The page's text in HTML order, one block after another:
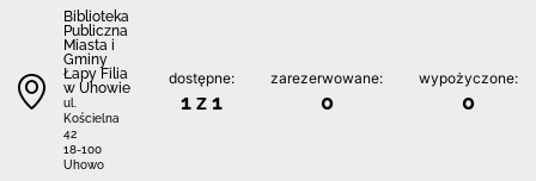
Biblioteka
Publiczna
Miasta i
Gminy
Łapy Filia
w Uhowie
ul.
Kościelna
42
18-100
Uhowo
dostępne:
1 z 1
zarezerwowane:
0
wypożyczone:
0